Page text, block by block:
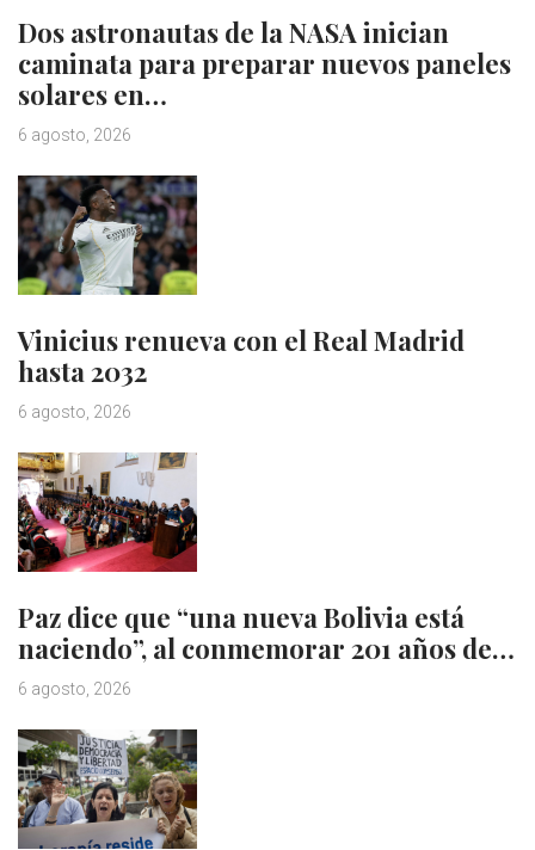
Dos astronautas de la NASA inician
caminata para preparar nuevos paneles
solares en…
6 agosto, 2026
Vinicius renueva con el Real Madrid
hasta 2032
6 agosto, 2026
Paz dice que “una nueva Bolivia está
naciendo”, al conmemorar 201 años de…
6 agosto, 2026